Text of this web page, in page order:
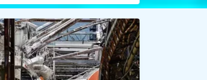
禅とワールドメイト
「深見東州直伝！ 願いが叶う祈
り方教室・入門篇」